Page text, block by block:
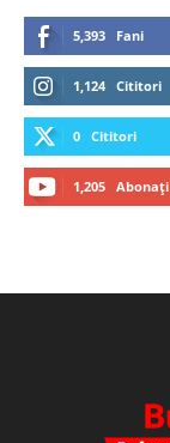
5,393 Fani
1,124 Cititori
0 Cititori
1,205 Abonați